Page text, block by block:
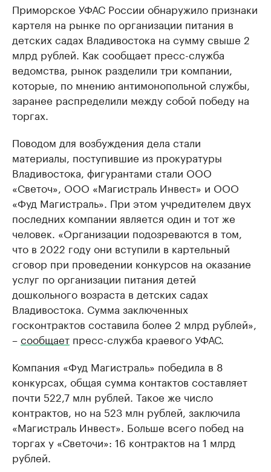
Приморское УФАС России обнаружило признаки
картеля на рынке по организации питания в
детских садах Владивостока на сумму свыше 2
млрд рублей. Как сообщает пресс-служба
ведомства, рынок разделили три компании,
которые, по мнению антимонопольной службы,
заранее распределили между собой победу на
торгах.
Поводом для возбуждения дела стали
материалы, поступившие из прокуратуры
Владивостока, фигурантами стали ООО
«Светоч», ООО «Магистраль Инвест» и ООО
«Фуд Магистраль». При этом учредителем двух
последних компании является один и тот же
человек. «Организации подозреваются в том,
что в 2022 году они вступили в картельный
сговор при проведении конкурсов на оказание
услуг по организации питания детей
дошкольного возраста в детских садах
Владивостока. Сумма заключенных
госконтрактов составила более 2 млрд рублей»,
–сообщает пресс-служба краевого УФАС.
Компания «Фуд Магистраль» победила в 8
конкурсах, общая сумма контактов составляет
почти 522,7 млн рублей. Такое же число
контрактов, но на 523 млн рублей, заключила
«Магистраль Инвест». Больше всего побед на
торгах у «Светочи»: 16 контрактов на 1 млрд
рублей.